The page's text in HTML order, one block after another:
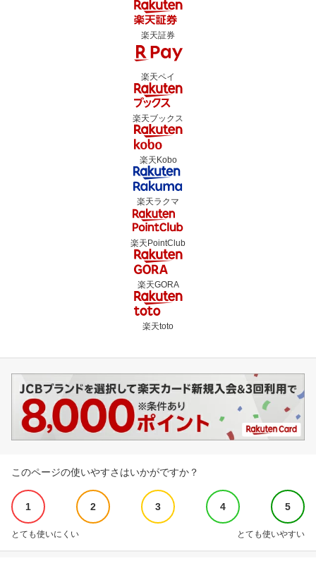
楽天証券
楽天ペイ
楽天ブックス
楽天Kobo
楽天ラクマ
楽天PointClub
楽天GORA
楽天toto
このページの使いやすさはいかがですか？
1 2 3 4 5
とても使いにくい とても使いやすい